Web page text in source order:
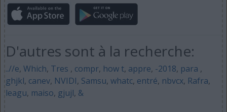
D'autres sont à la recherche:
..//e, Which, Tres , compr, how t, appre, -2018, para ,
ghjkl, canev, NVIDI, Samsu, whatc, entré, nbvcx, Rafra,
leagu, maiso, gjujl, &